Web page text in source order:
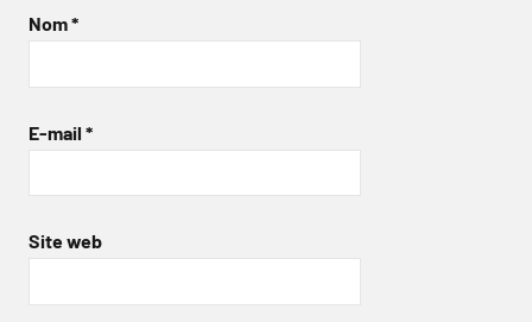
Nom*
E-mail *
Site web